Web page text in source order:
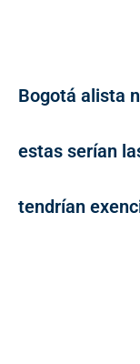
Bogotá alista
estas serían
tendrían